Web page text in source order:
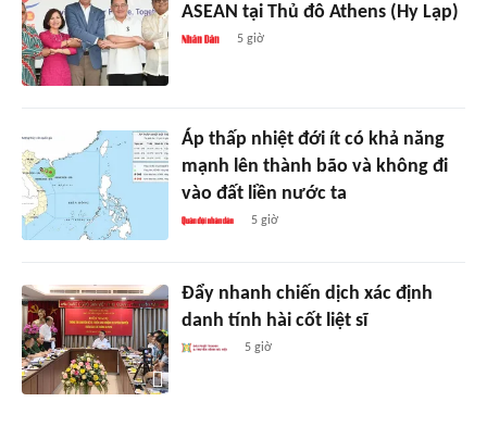
ASEAN tại Thủ đô Athens (Hy Lạp)
5 giờ
Áp thấp nhiệt đới ít có khả năng
mạnh lên thành bão và không đi
vào đất liền nước ta
5 giờ
Đẩy nhanh chiến dịch xác định
danh tính hài cốt liệt sĩ
5 giờ